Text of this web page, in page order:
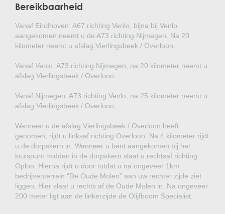
Bereikbaarheid
Vanaf Eindhoven: A67 richting Venlo, bijna bij Venlo
aangekomen neemt u de A73 richting Nijmegen. Na 20
kilometer neemt u afslag Vierlingsbeek / Overloon.
Vanaf Venlo: A73 richting Nijmegen, na 20 kilometer neemt u
afslag Vierlingsbeek / Overloon.
Vanaf Nijmegen: A73 richting Venlo, na 25 kilometer neemt u
afslag Vierlingsbeek / Overloon.
Wanneer u de afslag Vierlingsbeek / Overloon heeft
genomen, rijdt u linksaf richting Overloon. Na 4 kilometer rijdt
u de dorpskern in. Wanneer u bent aangekomen bij het
kruispunt midden in de dorpskern slaat u rechtsaf richting
Oploo. Hierna rijdt u door totdat u na ongeveer 1km
bedrijventerrein “De Oude Molen” aan uw rechter zijde ziet
liggen. Hier slaat u rechts af de Oude Molen in. Na ongeveer
200 meter ligt aan de linkerzijde de Olijfboom Specialist.